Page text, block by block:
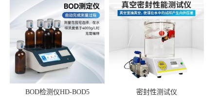
BOD检测仪HD-BOD5 密封性测试仪